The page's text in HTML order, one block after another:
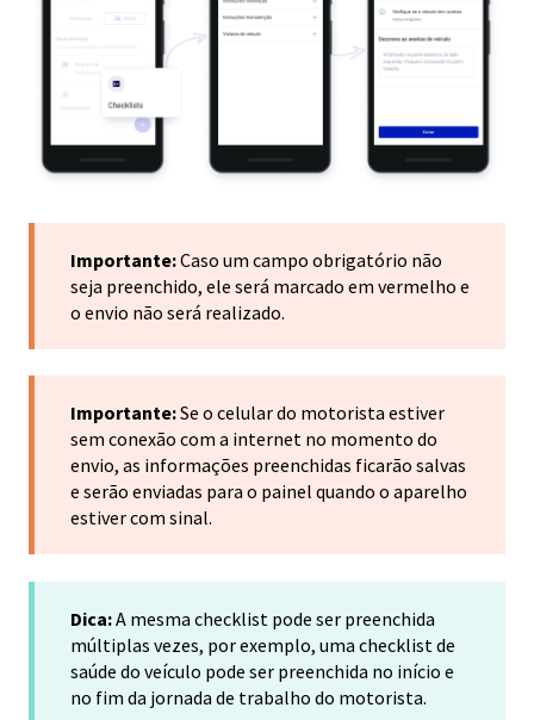
Importante:Caso um campo obrigatório não
seja preenchido, ele será marcado em vermelho e
o envio não será realizado.
Importante:Se o celular do motorista estiver
sem conexão com a internet no momento do
envio, as informações preenchidas ficarão salvas
e serão enviadas para o painel quando o aparelho
estiver com sinal.
Dica:A mesma checklist pode ser preenchida
múltiplas vezes, por exemplo, uma checklist de
saúde do veículo pode ser preenchida no início e
no fim da jornada de trabalho do motorista.